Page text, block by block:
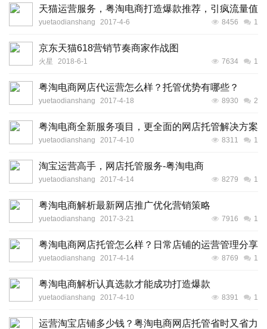
天猫运营服务，粤淘电商打造爆款推荐，引疯流量值
yuetaodianshang 2017-4-6 8456 1
京东天猫618营销节奏商家作战图
火星 2018-6-1 7634 1
粤淘电商网店代运营怎么样？托管优势有哪些？
yuetaodianshang 2017-4-18 8930 2
粤淘电商全新服务项目，更全面的网店托管解决方案
yuetaodianshang 2017-4-10 8311 1
淘宝运营高手，网店托管服务-粤淘电商
yuetaodianshang 2017-4-14 8279 1
粤淘电商解析最新网店推广优化营销策略
yuetaodianshang 2017-3-21 7916 1
粤淘电商网店托管怎么样？日常店铺的运营管理分享
yuetaodianshang 2017-4-14 8769 1
粤淘电商解析认真选款才能成功打造爆款
yuetaodianshang 2017-4-10 8391 1
运营淘宝店铺多少钱？粤淘电商网店托管省时又省力